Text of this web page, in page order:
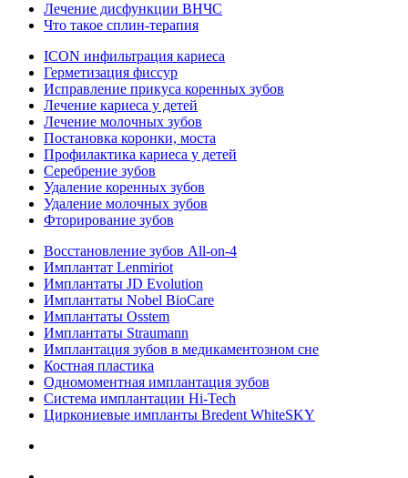
Лечение дисфункции ВНЧС
Что такое сплин-терапия
ICON инфильтрация кариеса
Герметизация фиссур
Исправление прикуса коренных зубов
Лечение кариеса у детей
Лечение молочных зубов
Постановка коронки, моста
Профилактика кариеса у детей
Серебрение зубов
Удаление коренных зубов
Удаление молочных зубов
Фторирование зубов
Восстановление зубов All‑on‑4
Имплантат Lenmiriot
Имплантаты JD Evolution
Имплантаты Nobel BioСare
Имплантаты Osstem
Имплантаты Straumann
Имплантация зубов в медикаментозном сне
Костная пластика
Одномоментная имплантация зубов
Система имплантации Hi-Tech
Циркониевые импланты Bredent WhiteSKY